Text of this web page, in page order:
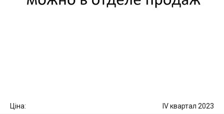
Ціна: IV квартал 2023